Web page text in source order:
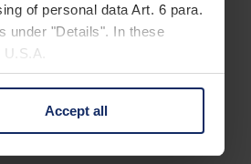
of personal data Art. 6 para.
under "Details". In these
U.S.A.
change your mind by clicking
Accept all